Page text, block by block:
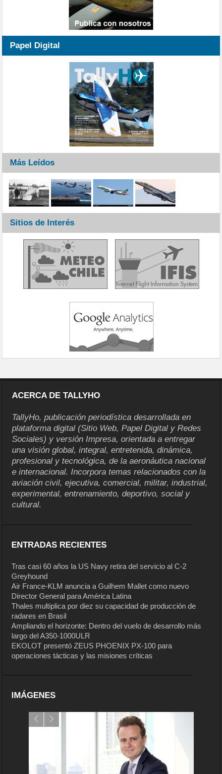
Papel Digital
Más Leídos
Sitios de Interés
ACERCA DE TALLYHO
TallyHo, publicación periodística desarrollada en
plataforma digital (Sitio Web, Papel Digital y Redes
Sociales) y versión Impresa, orientada a entregar
una visión global, integral, entretenida, dinámica,
profesional y tecnológica, de la aeronáutica nacional
e internacional. Incorpora temas relacionados con la
aviación civil, ejecutiva, comercial, militar, industrial,
experimental, entrenamiento, deportivo, social y
cultural.
ENTRADAS RECIENTES
Tras casi 60 años la US Navy retira del servicio al C-2
Greyhound
Air France-KLM anuncia a Guilhem Mallet como nuevo
Director General para América Latina
Thales multiplica por diez su capacidad de producción de
radares en Brasil
Ampliando el horizonte: Dentro del vuelo de desarrollo más
largo del A350-1000ULR
EKOLOT presentó ZEUS PHOENIX PX-100 para
operaciones tácticas y las misiones críticas
IMÁGENES